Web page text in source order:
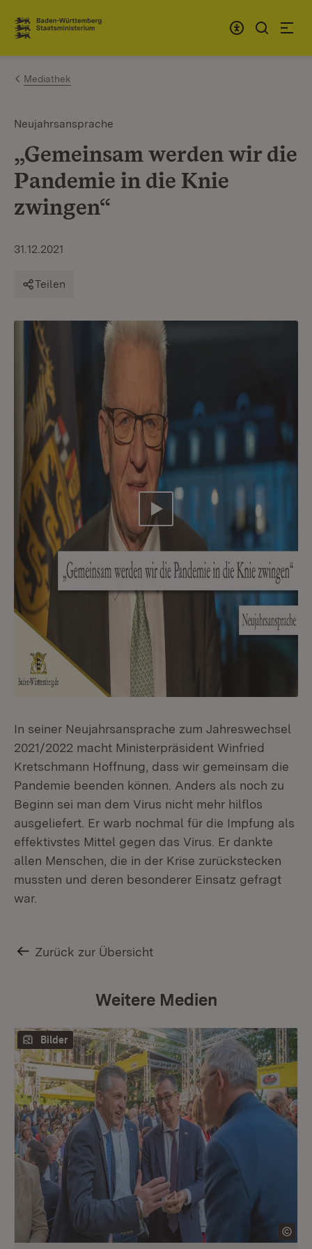
Zum Inhalt springen
Link zur Startseite
Mediathek
Neujahrsansprache
„Gemeinsam werden wir die
Pandemie in die Knie
zwingen“
31.12.2021
Teilen
Video abspielen
In seiner Neujahrsansprache zum Jahreswechsel
2021/2022 macht Ministerpräsident Winfried
Kretschmann Hoffnung, dass wir gemeinsam die
Pandemie beenden können. Anders als noch zu
Beginn sei man dem Virus nicht mehr hilflos
ausgeliefert. Er warb nochmal für die Impfung als
effektivstes Mittel gegen das Virus. Er dankte
allen Menschen, die in der Krise zurückstecken
mussten und deren besonderer Einsatz gefragt
war.
Zurück zur Übersicht
Weitere Medien
Bilder